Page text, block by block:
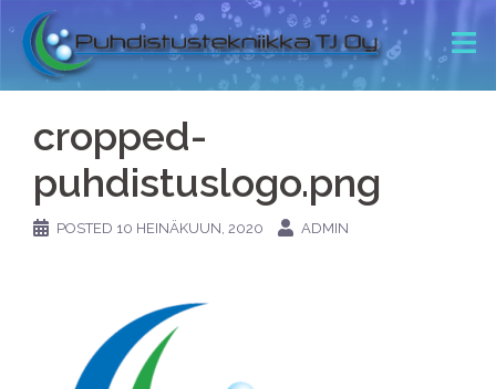
cropped-
puhdistuslogo.png
POSTED 10 HEINÄKUUN, 2020 ADMIN